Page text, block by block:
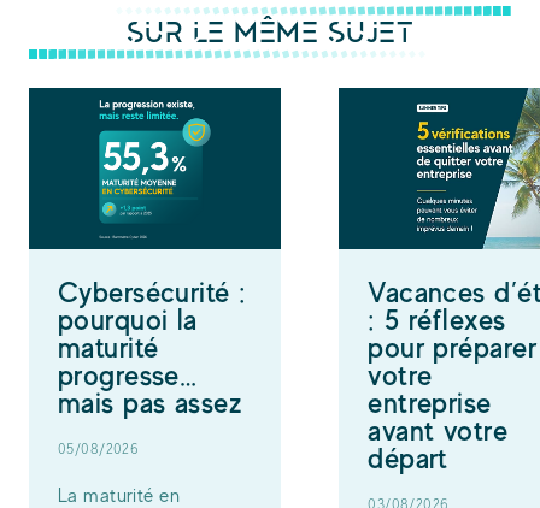
SUR LE MÊME SUJET
Cybersécurité :
pourquoi la
maturité
progresse…
mais pas assez
05/08/2026
La maturité en
Vacances
: 5 réflexes
pour préparer
votre
entreprise
avant votre
départ
03/08/2026